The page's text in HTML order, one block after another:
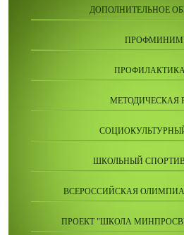
ДОПОЛНИТЕЛЬНОЕ
МЕТОДИЧЕСКАЯ
ШКОЛЬНЫЙ
ВСЕРОССИЙСКАЯ
ПРОЕКТ "ШКОЛА